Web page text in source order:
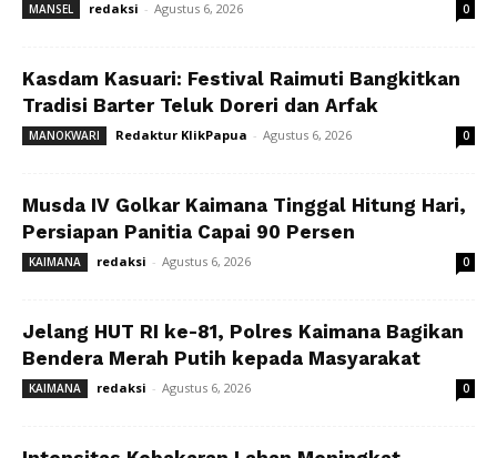
MANSEL redaksi - Agustus 6, 2026 0
Kasdam Kasuari: Festival Raimuti Bangkitkan
Tradisi Barter Teluk Doreri dan Arfak
MANOKWARI Redaktur KlikPapua - Agustus 6, 2026 0
Musda IV Golkar Kaimana Tinggal Hitung Hari,
Persiapan Panitia Capai 90 Persen
KAIMANA redaksi - Agustus 6, 2026 0
Jelang HUT RI ke-81, Polres Kaimana Bagikan
Bendera Merah Putih kepada Masyarakat
KAIMANA redaksi - Agustus 6, 2026 0